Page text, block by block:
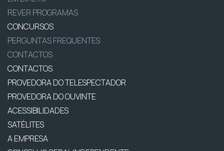
REVER PROGRAMAS
CONCURSOS
PERGUNTAS FREQUENTES
CONTACTOS
CONTACTOS
PROVEDORA DO TELESPECTADOR
PROVEDORA DO OUVINTE
ACESSIBILIDADES
SATÉLITES
A EMPRESA